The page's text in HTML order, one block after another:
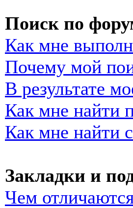
Поиск по
Как мне
Почему мой
В результате
Как мне найти
Как мне найти
Закладки и
Чем